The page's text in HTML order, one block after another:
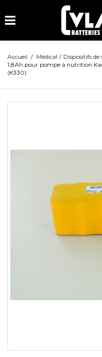
Accueil / Médical / Dispositifs de
1,8Ah pour pompe à nutrition
(K330)